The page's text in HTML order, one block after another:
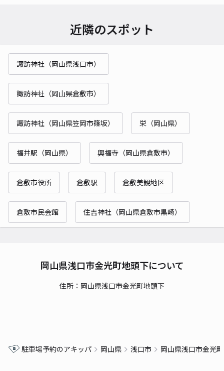
近隣のスポット
諏訪神社（岡山県浅口市）
諏訪神社（岡山県倉敷市）
諏訪神社（岡山県笠岡市篠坂） 栄（岡山県）
福井駅（岡山県） 興福寺（岡山県倉敷市）
倉敷市役所 倉敷駅 倉敷美観地区
倉敷市民会館 住吉神社（岡山県倉敷市黒崎）
岡山県浅口市金光町地頭下について
住所：岡山県浅口市金光町地頭下
駐車場予約のアキッパ 岡山県 浅口市 岡山県浅口市金光